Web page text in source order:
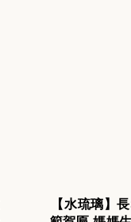
【水琉璃】